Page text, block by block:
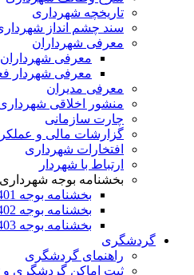
تاریخچه شهرداری
سند چشم انداز
معرفی شهرداران
معرفی
معرفی شهردار
معرفی مدیران
منشور اخلاقی
چارت سازمانی
گزارشات مالی و
افتخارات شهرداری
ارتباط با شهردار
بخشنامه بوجه
بخشنامه بوجه 1401 شهرداری ها
بخشنامه بوجه 1402 شهرداری ها
بخشنامه بوجه 1403 شهرداری ها
گردشگری
راهنمای گردشگری
ثبت اماکن گردشگری و